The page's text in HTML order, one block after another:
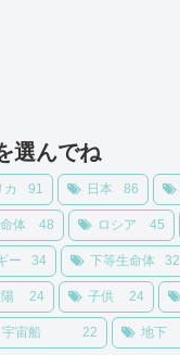
選んでね
カ 91 日本 86
体 48 ロシア 45
ー 34 下等生命体 32
24 子供 24
宇宙船 22 地下